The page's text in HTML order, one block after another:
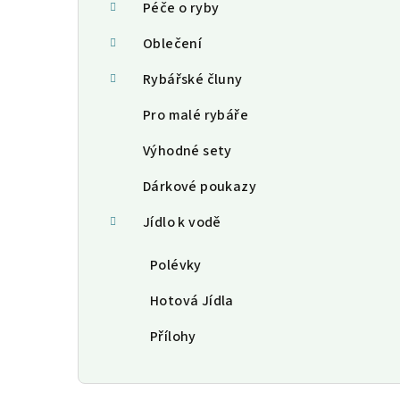
Péče o ryby
Oblečení
Rybářské čluny
Pro malé rybáře
Výhodné sety
Dárkové poukazy
Jídlo k vodě
Polévky
Hotová Jídla
Přílohy